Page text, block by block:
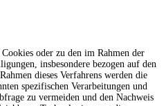
oder zu den im Rahmen der
insbesondere bezogen auf den
dieses Verfahrens werden die
spezifischen Verarbeitungen und
zu vermeiden und den Nachweis